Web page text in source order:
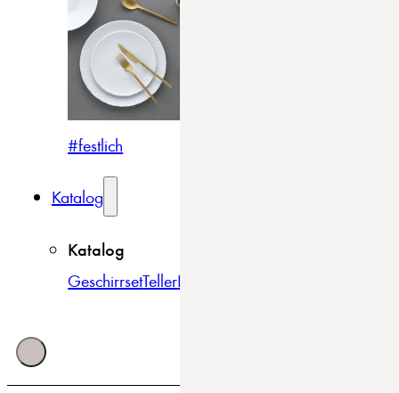
#festlich
Katalog
Katalog
GeschirrsetTellerBowls & Schüsseln